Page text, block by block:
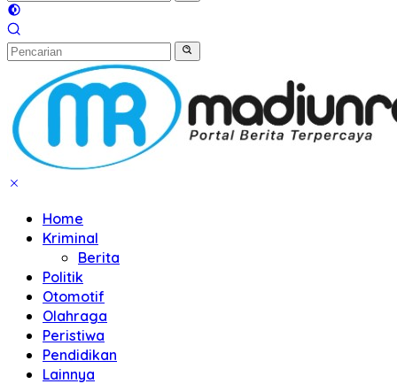
Home
Kriminal
Berita
Politik
Otomotif
Olahraga
Peristiwa
Pendidikan
Lainnya